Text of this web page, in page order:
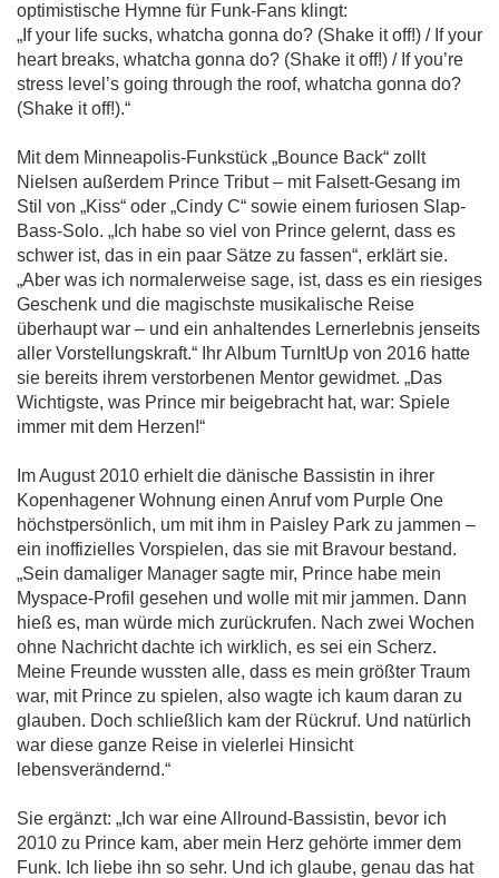
optimistische Hymne für Funk-Fans klingt:
„If your life sucks, whatcha gonna do? (Shake it off!) / If your
heart breaks, whatcha gonna do? (Shake it off!) / If you’re
stress level’s going through the roof, whatcha gonna do?
(Shake it off!).“
Mit dem Minneapolis-Funkstück „Bounce Back“ zollt
Nielsen außerdem Prince Tribut – mit Falsett-Gesang im
Stil von „Kiss“ oder „Cindy C“ sowie einem furiosen Slap-
Bass-Solo. „Ich habe so viel von Prince gelernt, dass es
schwer ist, das in ein paar Sätze zu fassen“, erklärt sie.
„Aber was ich normalerweise sage, ist, dass es ein riesiges
Geschenk und die magischste musikalische Reise
überhaupt war – und ein anhaltendes Lernerlebnis jenseits
aller Vorstellungskraft.“ Ihr Album TurnItUp von 2016 hatte
sie bereits ihrem verstorbenen Mentor gewidmet. „Das
Wichtigste, was Prince mir beigebracht hat, war: Spiele
immer mit dem Herzen!“
Im August 2010 erhielt die dänische Bassistin in ihrer
Kopenhagener Wohnung einen Anruf vom Purple One
höchstpersönlich, um mit ihm in Paisley Park zu jammen –
ein inoffizielles Vorspielen, das sie mit Bravour bestand.
„Sein damaliger Manager sagte mir, Prince habe mein
Myspace-Profil gesehen und wolle mit mir jammen. Dann
hieß es, man würde mich zurückrufen. Nach zwei Wochen
ohne Nachricht dachte ich wirklich, es sei ein Scherz.
Meine Freunde wussten alle, dass es mein größter Traum
war, mit Prince zu spielen, also wagte ich kaum daran zu
glauben. Doch schließlich kam der Rückruf. Und natürlich
war diese ganze Reise in vielerlei Hinsicht
lebensverändernd.“
Sie ergänzt: „Ich war eine Allround-Bassistin, bevor ich
2010 zu Prince kam, aber mein Herz gehörte immer dem
Funk. Ich liebe ihn so sehr. Und ich glaube, genau das hat